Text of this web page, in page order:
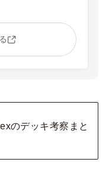
のデッキ考察まと